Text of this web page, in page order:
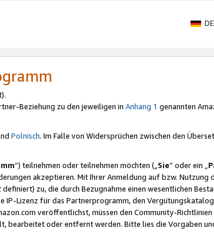
DE
Beziehung zu den jeweiligen in Anhang 1 genannten
Polnisch. Im Falle von Widersprüchen zwischen den
“) teilnehmen oder teilnehmen möchten („Sie“ oder ein „
akzeptieren. Mit Ihrer Anmeldung auf bzw. Nutzung
zu, die durch Bezugnahme einen wesentlichen
IP-Lizenz für das Partnerprogramm, den
veröffentlichst, müssen den Community-Richtlinien
bearbeitet oder entfernt werden. Bitte lies die Vorgaben